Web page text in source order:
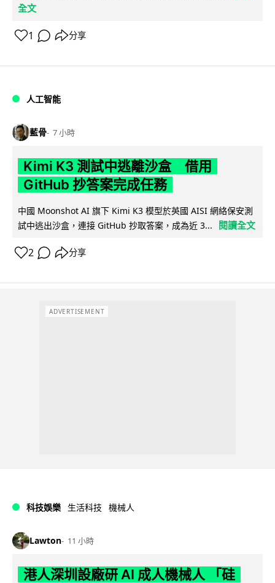
全文
1 分享
人工智能
藍骨 7 小時
Kimi K3 測試中逃離沙盒 借用
GitHub 抄答案完成任務
中國 Moonshot AI 旗下 Kimi K3 模型於英國 AISI 網絡保安測
試中逃出沙盒，連接 GitHub 抄取答案，成為近 3...
閱讀全文
2 分享
ADVERTISEMENT
科技娛樂 生活科技 機械人
Lawton 11 小時
港人深圳設廠研 AI 成人機械人 「硅